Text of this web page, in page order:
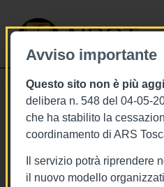
Avviso importante
Questo sito non è più
delibera n. 548 del 04-05-
che ha stabilito la
coordinamento di ARS
Il servizio potrà riprendere
il nuovo modello
NBST
Delibera n.1134